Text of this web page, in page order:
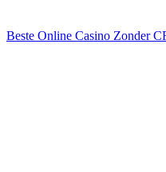
Beste Online Casino Zonder